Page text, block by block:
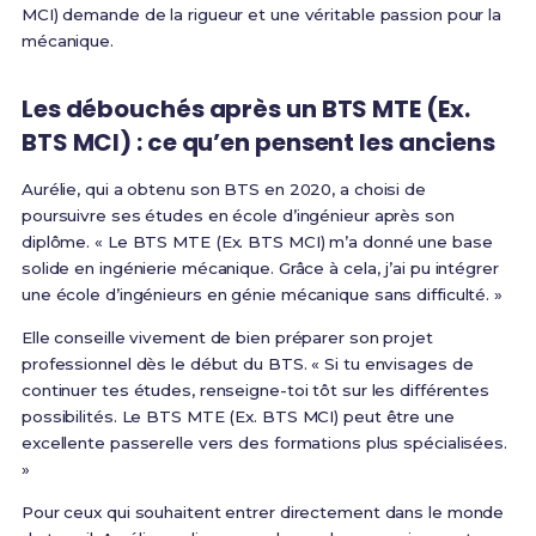
MCI) demande de la rigueur et une véritable passion pour la
mécanique.
Les débouchés après un BTS MTE (Ex.
BTS MCI) : ce qu’en pensent les anciens
Aurélie, qui a obtenu son BTS en 2020, a choisi de
poursuivre ses études en école d’ingénieur après son
diplôme. « Le BTS MTE (Ex. BTS MCI) m’a donné une base
solide en ingénierie mécanique. Grâce à cela, j’ai pu intégrer
une école d’ingénieurs en génie mécanique sans difficulté. »
Elle conseille vivement de bien préparer son projet
professionnel dès le début du BTS. « Si tu envisages de
continuer tes études, renseigne-toi tôt sur les différentes
possibilités. Le BTS MTE (Ex. BTS MCI) peut être une
excellente passerelle vers des formations plus spécialisées.
»
Pour ceux qui souhaitent entrer directement dans le monde